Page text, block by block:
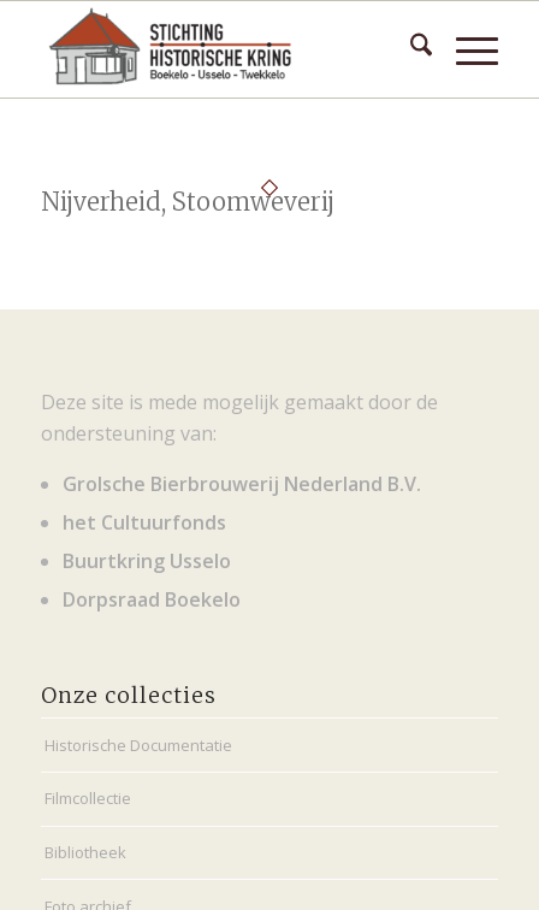
Nijverheid, Stoomweverij
Deze site is mede mogelijk gemaakt door de
ondersteuning van:
Grolsche Bierbrouwerij Nederland B.V.
het Cultuurfonds
Buurtkring Usselo
Dorpsraad Boekelo
Onze collecties
Historische Documentatie
Filmcollectie
Bibliotheek